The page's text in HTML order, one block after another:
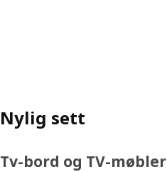
Nylig sett
Tv-bord og TV-møbler